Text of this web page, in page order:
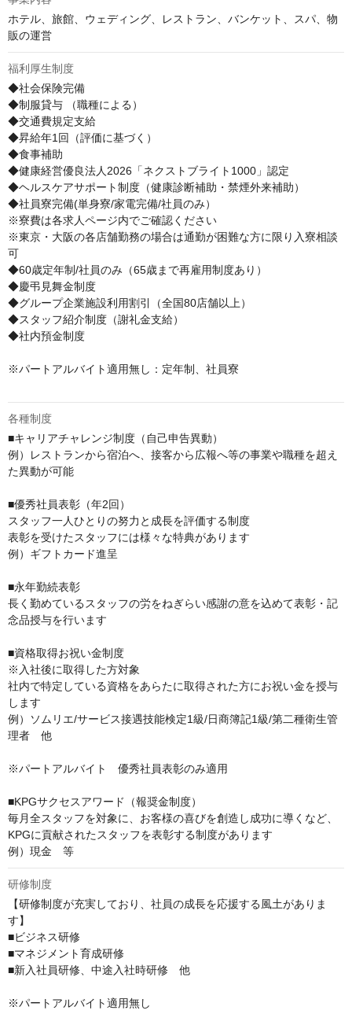
ホテル、旅館、ウェディング、レストラン、バンケット、スパ、物
販の運営
福利厚生制度
◆社会保険完備
◆制服貸与 （職種による）
◆交通費規定支給
◆昇給年1回（評価に基づく）
◆食事補助
◆健康経営優良法人2026「ネクストブライト1000」認定
◆ヘルスケアサポート制度（健康診断補助・禁煙外来補助）
◆社員寮完備(単身寮/家電完備/社員のみ）
※寮費は各求人ページ内でご確認ください
※東京・大阪の各店舗勤務の場合は通勤が困難な方に限り入寮相談
可
◆60歳定年制/社員のみ（65歳まで再雇用制度あり）
◆慶弔見舞金制度
◆グループ企業施設利用割引（全国80店舗以上）
◆スタッフ紹介制度（謝礼金支給）
◆社内預金制度
※パートアルバイト適用無し：定年制、社員寮
各種制度
■キャリアチャレンジ制度（自己申告異動）
例）レストランから宿泊へ、接客から広報へ等の事業や職種を超え
た異動が可能
■優秀社員表彰（年2回）
スタッフ一人ひとりの努力と成長を評価する制度
表彰を受けたスタッフには様々な特典があります
例）ギフトカード進呈
■永年勤続表彰
長く勤めているスタッフの労をねぎらい感謝の意を込めて表彰・記
念品授与を行います
■資格取得お祝い金制度
※入社後に取得した方対象
社内で特定している資格をあらたに取得された方にお祝い金を授与
します
例）ソムリエ/サービス接遇技能検定1級/日商簿記1級/第二種衛生管
理者　他
※パートアルバイト　優秀社員表彰のみ適用
■KPGサクセスアワード（報奨金制度）
毎月全スタッフを対象に、お客様の喜びを創造し成功に導くなど、
KPGに貢献されたスタッフを表彰する制度があります
例）現金　等
研修制度
【研修制度が充実しており、社員の成長を応援する風土がありま
す】
■ビジネス研修
■マネジメント育成研修
■新入社員研修、中途入社時研修　他
※パートアルバイト適用無し